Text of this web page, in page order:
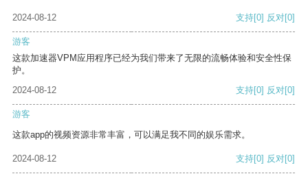
2024-08-12 支持[0] 反对[0]
游客
这款加速器VPM应用程序已经为我们带来了无限的流畅体验和安全性保
护。
2024-08-12
支持[0] 反对[0]
游客
这款app的视频资源非常丰富，可以满足我不同的娱乐需求。
2024-08-12 支持[0] 反对[0]